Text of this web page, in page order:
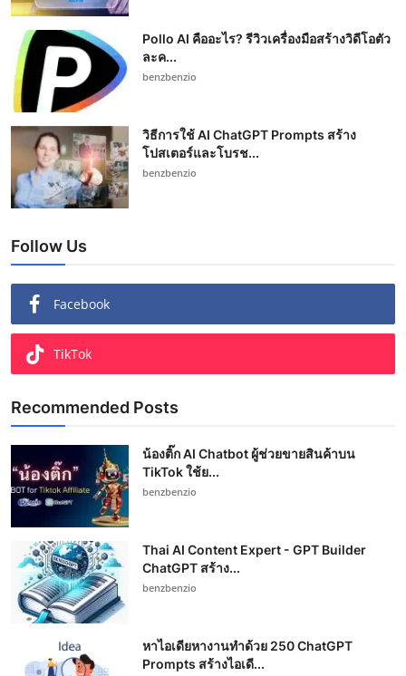
Pollo AI คืออะไร? รีวิวเครื่องมือสร้างวิดีโอตัว
ละค...
benzbenzio
วิธีการใช้ AI ChatGPT Prompts สร้าง
โปสเตอร์และโบรช...
benzbenzio
Follow Us
Facebook
TikTok
Recommended Posts
น้องติ๊ก AI Chatbot ผู้ช่วยขายสินค้าบน
TikTok ใช้ย...
benzbenzio
Thai AI Content Expert - GPT Builder
ChatGPT สร้าง...
benzbenzio
หาไอเดียหางานทำด้วย 250 ChatGPT
Prompts สร้างไอเดี...